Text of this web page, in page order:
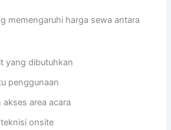
memengaruhi harga sewa antara
yang dibutuhkan
penggunaan
akses area acara
onsite